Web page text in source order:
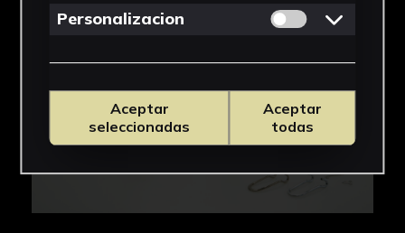
Personalizacion Permitir cookies
Aceptar
seleccionadas
Aceptar
todas